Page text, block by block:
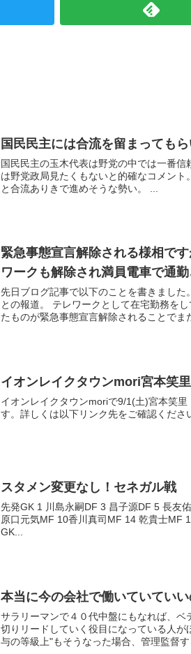
国民民主には合流を留まってもら
国民民主の玉木代表は野党の中では一番
は野党政局見たくもないと的確なコメン
と合流ありきで進めそうな勢い。 ...
緊急事態宣言解除される様相で
ワークも解除され満員電車で通
先日ブログ記事で以下のことを書きまし
との報道。 テレワークとして在宅勤務を
たものが緊急事態宣言解除されることで
イオンレイクタウンmori宮本笑
イオンレイクタウンmoriで9/1(土)宮本笑
す。詳しくは以下リンク先をご確認くださ
スタメン変更なし！セネガル戦
先発GK 1 川島永嗣DF 3 昌子源DF 5 長友
原口元気MF 10香川真司MF 14 乾貴士MF
GK...
本当に今の会社で働いていてい
サラリーマンで４０代中盤にもなれば、
切りリードしていく役目になっている人
与の等級上"もそうなった場合、管理監督す